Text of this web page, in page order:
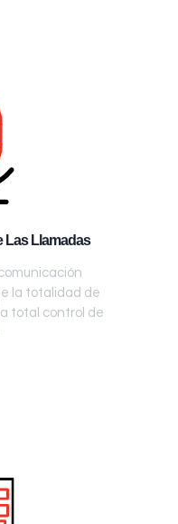
Las Llamadas
la totalidad de
total control de